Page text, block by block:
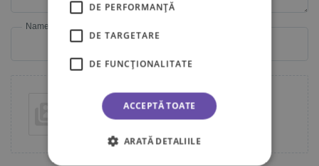
Name
Add photos or video to your review
DE PERFORMANȚĂ
DE TARGETARE
DE FUNCŢIONALITATE
ACCEPTĂ TOATE
ARATĂ DETALIILE